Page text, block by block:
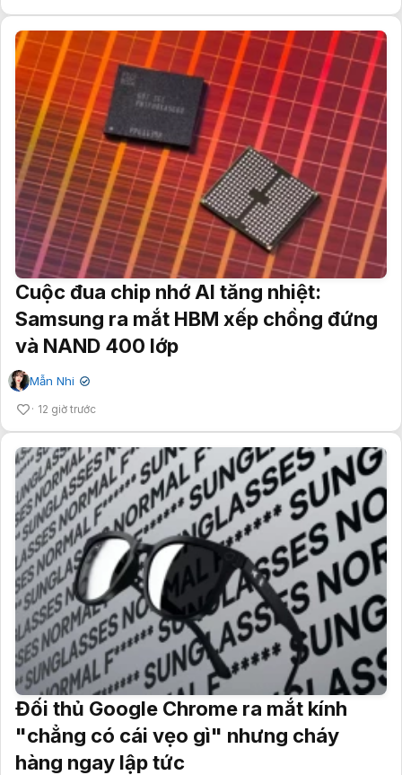
Cuộc đua chip nhớ AI tăng nhiệt:
Samsung ra mắt HBM xếp chồng đứng
và NAND 400 lớp
Mẫn Nhi ✔
12 giờ trước
Đối thủ Google Chrome ra mắt kính
"chẳng có cái vẹo gì" nhưng cháy
hàng ngay lập tức